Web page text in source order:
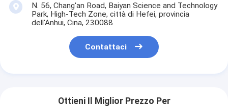
N. 56, Chang'an Road, Baiyan Science and Technology
Park, High-Tech Zone, città di Hefei, provincia
dell'Anhui, Cina, 230088
Contattaci
Ottieni Il Miglior Prezzo Per